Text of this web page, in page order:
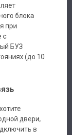
блока
при
с
БУЗ
(до 10
двери,
в